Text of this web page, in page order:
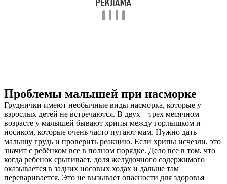
Проблемы малышей при насморке
Груднички имеют необычные виды насморка, которые у
взрослых детей не встречаются. В двух – трех месячном
возрасте у малышей бывают хрипы между горлышком и
носиком, которые очень часто пугают мам. Нужно дать
малышу грудь и проверить реакцию. Если хрипы исчезли, это
значит с ребёнком все в полном порядке. Дело все в том, что
когда ребенок срыгивает, доля желудочного содержимого
оказывается в задних носовых ходах и дальше там
переваривается. Это не вызывает опасности для здоровья